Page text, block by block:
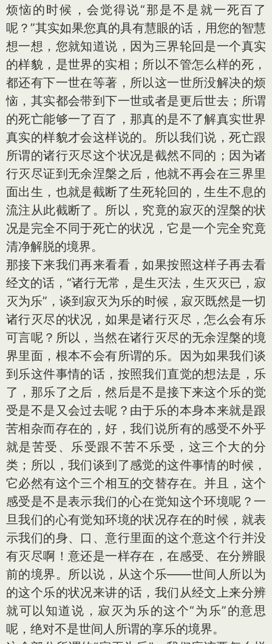
烦恼的时候，会觉得说“那是不是就一死百了
呢？”其实如果您真的具有慧眼的话，用您的智慧
想一想，您就知道说，因为三界轮回是一个真实
的样貌，是世界的实相；所以不管怎么样的死，
都还有下一世在等著，所以这一世所没解决的烦
恼，其实都会带到下一世或者是更后世去；所谓
的死亡能够一了百了，那真的是不了解真实世界
真实的样貌才会这样说的。所以我们说，死亡跟
所谓的诸行灭尽这个状况是截然不同的；因为诸
行灭尽证到无余涅槃之后，他就不再会在三界里
面出生，也就是截断了生死轮回的，生生不息的
流注从此截断了。所以，究竟的寂灭的涅槃的状
况是完全不同于死亡的状况，它是一个完全究竟
清净解脱的境界。
那接下来我们再来看看，如果按照这样子再去看
经文的话，“诸行无常，是生灭法，生灭灭已，寂
灭为乐”，谈到寂灭为乐的时候，寂灭既然是一切
诸行灭尽的状况，如果是诸行灭尽，怎么会有乐
可言呢？所以，当然在诸行灭尽的无余涅槃的境
界里面，根本不会有所谓的乐。因为如果我们谈
到乐这件事情的话，按照我们直觉的想法是，乐
了，那乐了之后，然后是不是接下来这个乐的觉
受是不是又会过去呢？由于乐的本身本来就是跟
苦相杂而存在的，好，我们说所有的感受不外乎
就是苦受、乐受跟不苦不乐受，这三个大的分
类；所以，我们谈到了感觉的这件事情的时候，
它必然有这个三个相互的交替存在。并且，这个
感受是不是表示我们的心在觉知这个环境呢？一
旦我们的心有觉知环境的状况存在的时候，就表
示我们的身、口、意行里面的这个意这个行并没
有灭尽啊！意还是一样存在，在感受、在分辨眼
前的境界。所以说，从这个乐——世间人所以为
的这个乐的状况来讲的话，我们从经文上来分辨
就可以知道说，寂灭为乐的这个“为乐”的意思
呢，绝对不是世间人所谓的享乐的境界。